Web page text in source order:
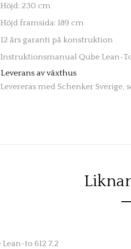
Höjd: 230 cm
Höjd framsida: 189 cm
12 års garanti på konstruktion
Instruktionsmanual Qube Lean-
Leverans av växthus
Levereras med Schenker